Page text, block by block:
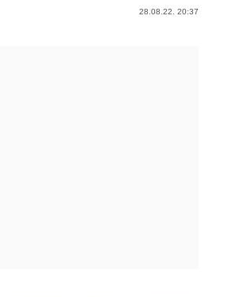
28.08.22. 20:37